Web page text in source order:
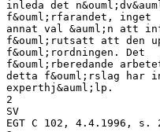
inleda det
f&ouml;rfarandet, inget
annat val &auml;n att
f&ouml;rutsatt att den
f&ouml;rordningen. Det
f&ouml;rberedande
detta f&ouml;rslag har
experthj&auml;lp.
2
SV
EGT C 102, 4.4.1996, s.